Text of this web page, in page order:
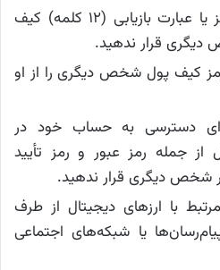
تحت هیچ شرایطی رمز یا عبارت بازیابی (۱۲ کلمه) کیف
دیگری قرار ندهید.
رمز کیف پول شخص دیگری را از او
دسترسی به حساب خود در
از جمله رمز عبور و رمز تأیید
با ارزهای دیجیتال از طرف
یا شبکه‌های اجتماعی